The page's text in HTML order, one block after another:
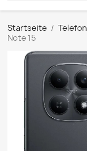
Startseite Telefon
Note 15